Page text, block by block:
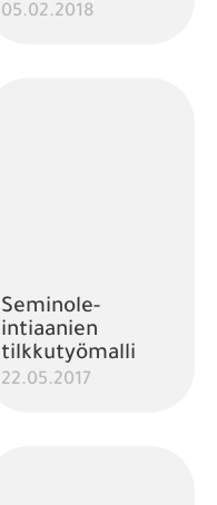
05.02.2018
Seminole-
intiaanien
tilkkutyömalli
22.05.2017